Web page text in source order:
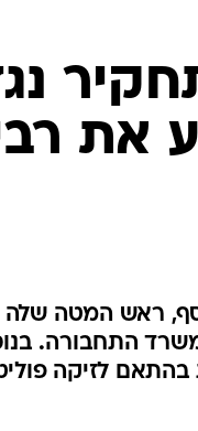
את
ראש המטה שלה
התחבורה.
לזיקה